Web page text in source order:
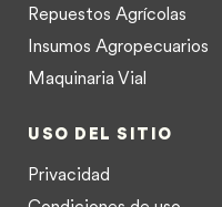
Repuestos Agrícolas
Insumos Agropecuarios
Maquinaria Vial
USO DEL SITIO
Privacidad